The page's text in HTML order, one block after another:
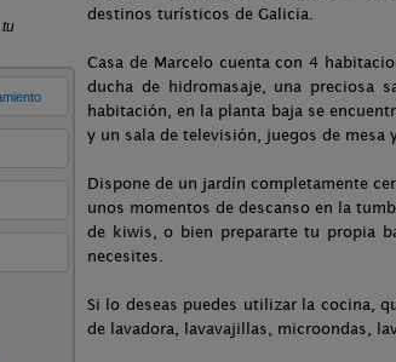
destinos turísticos de Galicia.
Casa de Marcelo cuenta con 4
ducha de hidromasaje, una preciosa
habitación, en la planta baja se
y un sala de televisión, juegos de mesa
Dispone de un jardín completamente
unos momentos de descanso en la
de kiwis, o bien prepararte tu propia
necesites.
Si lo deseas puedes utilizar la cocina,
de lavadora, lavavajillas, microondas,